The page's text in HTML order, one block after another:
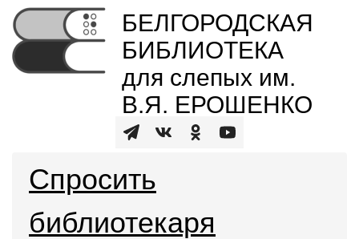
БЕЛГОРОДСКАЯ
БИБЛИОТЕКА
для слепых им.
В.Я. ЕРОШЕНКО
Спросить
библиотекаря